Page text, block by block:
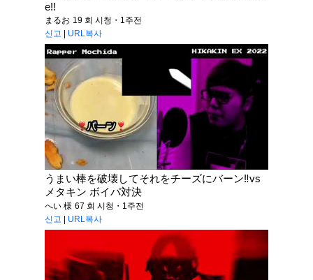
e!!
まるお 19 회 시청・1주전
신고
URL복사
うまい棒を破壊してそれをチーズにバーン‼️vs
メタキン ボイパ対決
へい 様 67 회 시청・1주전
신고
URL복사